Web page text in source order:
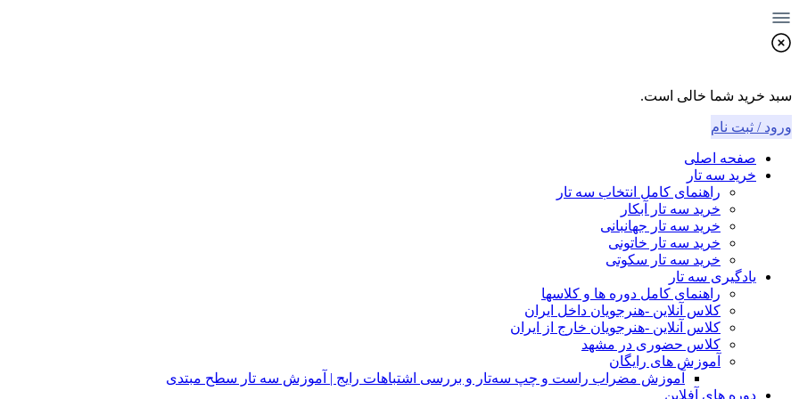
سبد خرید شما خالی است.
ورود / ثبت نام
صفحه اصلی
خرید سه تار
راهنمای کامل انتخاب سه تار
خرید سه تار آبکار
خرید سه تار جهانبانی
خرید سه تار خاتونی
خرید سه تار سکوتی
یادگیری سه تار
راهنمای کامل دوره ها و کلاسها
کلاس آنلاین -هنرجویان داخل ایران
کلاس آنلاین -هنرجویان خارج از ایران
کلاس حضوری در مشهد
آموزش های رایگان
آموزش مضراب راست و چپ سه‌تار و بررسی اشتباهات رایج | آموزش سه تار سطح مبتدی
دوره های آفلاین